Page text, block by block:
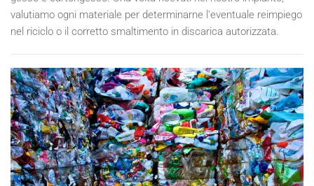
valutiamo ogni materiale per determinarne l'eventuale reimpiego
nel riciclo o il corretto smaltimento in discarica autorizzata.